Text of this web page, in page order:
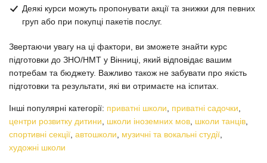
Деякі курси можуть пропонувати акції та знижки для певних
груп або при покупці пакетів послуг.
Звертаючи увагу на ці фактори, ви зможете знайти курс
підготовки до ЗНО/НМТ у Вінниці, який відповідає вашим
потребам та бюджету. Важливо також не забувати про якість
підготовки та результати, які ви отримаєте на іспитах.
Інші популярні категорії: приватні школи приватні садочки
центри розвитку дитини
школи іноземних мов школи танців
спортивні секції автошколи музичні та вокальні студії
художні школи